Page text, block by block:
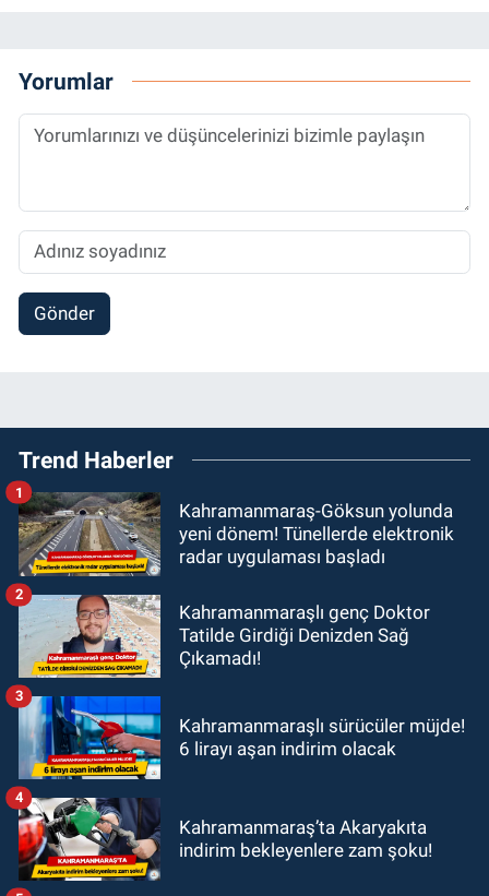
Yorumlar
Gönder
Trend Haberler
Kahramanmaraş-Göksun yolunda
yeni dönem! Tünellerde elektronik
radar uygulaması başladı
1
Kahramanmaraşlı genç Doktor
Tatilde Girdiği Denizden Sağ
Çıkamadı!
2
Kahramanmaraşlı sürücüler müjde!
6 lirayı aşan indirim olacak
3
Kahramanmaraş’ta Akaryakıta
indirim bekleyenlere zam şoku!
4